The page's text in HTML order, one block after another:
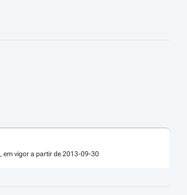
, em vigor a partir de 2013-09-30